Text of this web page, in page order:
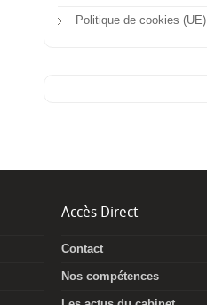
Politique de cookies (UE)
Accès Direct
Contact
Nos compétences